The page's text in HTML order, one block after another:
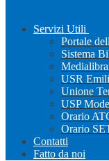
Servizi Utili
Portale
Sistema
USR
Unione
USP
Orario
Orario
Contatti
Fatto da noi